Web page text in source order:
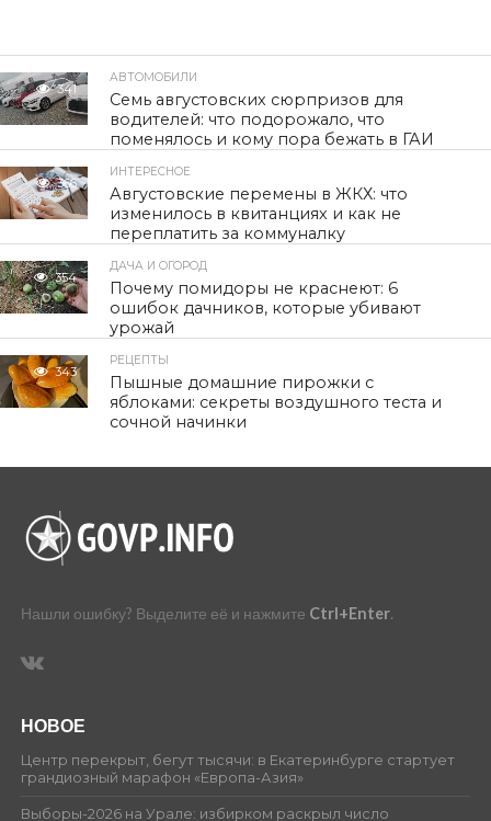
341
АВТОМОБИЛИ
Семь августовских сюрпризов для
водителей: что подорожало, что
поменялось и кому пора бежать в ГАИ
366
ИНТЕРЕСНОЕ
Августовские перемены в ЖКХ: что
изменилось в квитанциях и как не
переплатить за коммуналку
354
ДАЧА И ОГОРОД
Почему помидоры не краснеют: 6
ошибок дачников, которые убивают
урожай
343
РЕЦЕПТЫ
Пышные домашние пирожки с
яблоками: секреты воздушного теста и
сочной начинки
Нашли ошибку? Выделите её и нажмите Ctrl+Enter.
НОВОЕ
Центр перекрыт, бегут тысячи: в Екатеринбурге стартует
грандиозный марафон «Европа-Азия»
Выборы-2026 на Урале: избирком раскрыл число